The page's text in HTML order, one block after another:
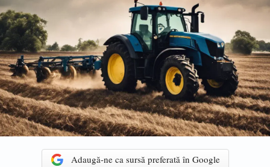
Adaugă-ne ca sursă preferată în Google